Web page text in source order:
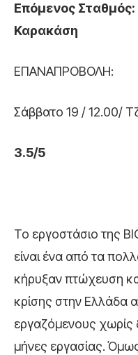
Επόμενος
Καρακάση
ΕΠΑΝΑΠΡΟΒΟΛΗ:
Σάββατο 19 / 12.00/
3.5/5
Το εργοστάσιο της
είναι ένα από τα
κήρυξαν πτώχευση
κρίσης στην Ελλάδα
εργαζόμενους χωρίς
μήνες εργασίας.